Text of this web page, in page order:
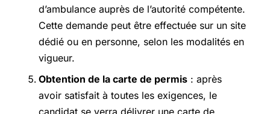
d’ambulance auprès de l’autorité compétente.
Cette demande peut être effectuée sur un site
dédié ou en personne, selon les modalités en
vigueur.
Obtention de la carte de permis : après
avoir satisfait à toutes les exigences, le